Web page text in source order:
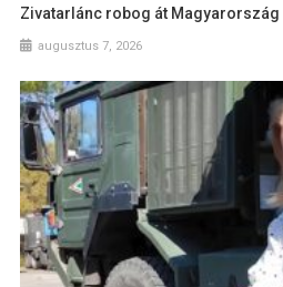
Zivatarlánc robog át Magyarország
augusztus 7, 2026